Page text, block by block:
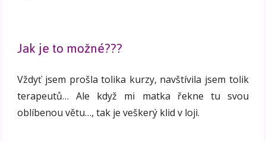
Jak je to možné???
Vždyť jsem prošla tolika kurzy, navštívila jsem tolik
terapeutů… Ale když mi matka řekne tu svou
oblíbenou větu…, tak je veškerý klid v loji.